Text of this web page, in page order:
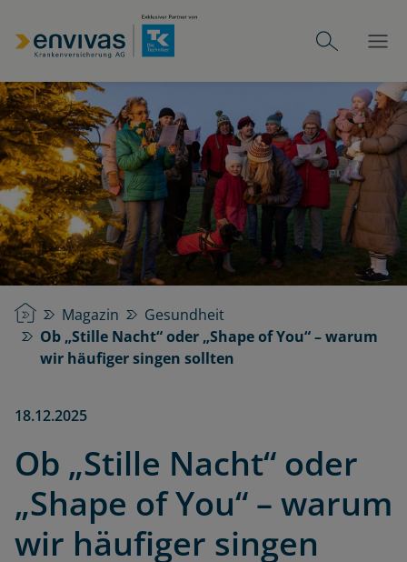
StartseiteMagazin
Gesundheit
Ob „Stille Nacht“ oder „Shape of You“ – warum
wir häufiger singen sollten
18.12.2025
Ob „Stille Nacht“ oder
„Shape of You“ – warum
wir häufiger singen